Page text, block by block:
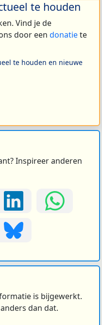
te houden
Vind je de
door een donatiete
te houden en nieuwe
Inspireer anderen
is bijgewerkt.
dan dat.